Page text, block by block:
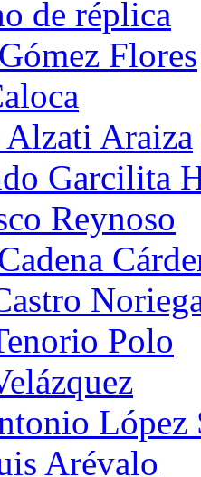
de réplica
Flores
Alzati Araiza
Garcilita
Reynoso
Polo
López
Arévalo